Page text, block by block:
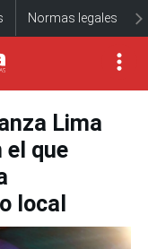
Normas legales
Lima
el que
local